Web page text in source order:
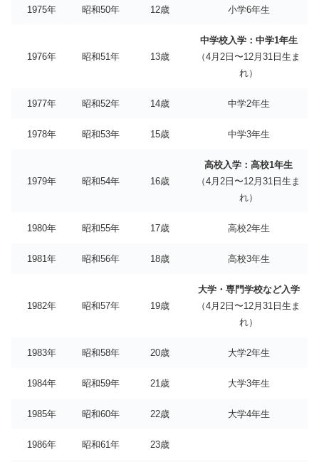
1975年 昭和50年 12歳 小学6年生
1976年 昭和51年 13歳
中学校入学：中学1年生
（4月2日〜12月31日生ま
れ）
1977年 昭和52年 14歳 中学2年生
1978年 昭和53年 15歳 中学3年生
1979年 昭和54年 16歳
高校入学：高校1年生
（4月2日〜12月31日生ま
れ）
1980年 昭和55年 17歳 高校2年生
1981年 昭和56年 18歳 高校3年生
1982年 昭和57年 19歳
大学・専門学校など入学
（4月2日〜12月31日生ま
れ）
1983年 昭和58年 20歳 大学2年生
1984年 昭和59年 21歳 大学3年生
1985年 昭和60年 22歳 大学4年生
1986年 昭和61年 23歳